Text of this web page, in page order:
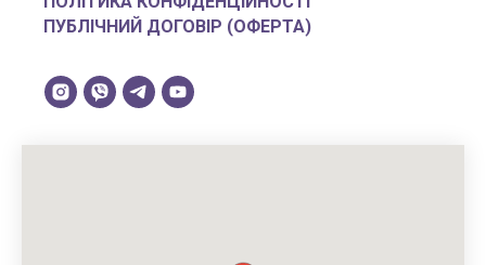
ПУБЛІЧНИЙ ДОГОВІР (ОФЕРТА)